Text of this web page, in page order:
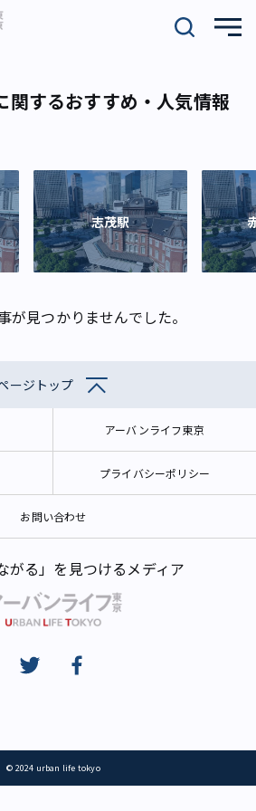
関するおすすめ・人気情報
志茂駅
が見つかりませんでした。
ージトップ
アーバンライフ東京
プライバシーポリシー
お問い合わせ
がる」を見つけるメディア
© 2024 urban life tokyo